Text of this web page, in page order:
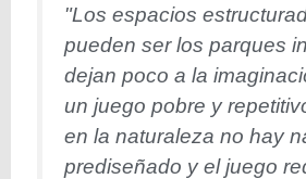
"Los espacios
pueden ser los parques
dejan poco a la
un juego pobre y
en la naturaleza no hay
prediseñado y el juego